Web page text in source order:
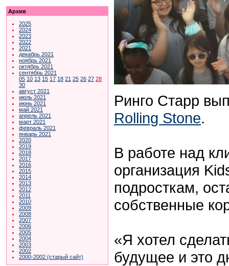
Архив
2025
2024
2023
2022
2021
декабрь 2021
ноябрь 2021
октябрь 2021
сентябрь 2021
05 10 13 15 17 18 21 25 26 27 28
30
август 2021
июль 2021
июнь 2021
май 2021
апрель 2021
март 2021
февраль 2021
январь 2021
2020
2019
2018
2017
2016
2015
2014
2013
2012
2011
2010
2009
2008
2007
2006
2005
2004
2003
2002
2000-2002 (старый сайт)
Ринго Старр
Rolling Stone.
В работе над
организация
подросткам,
собственные
«Я хотел
будущее и это